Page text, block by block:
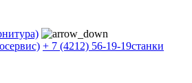
+ 7 (4212) 56-19-19станки